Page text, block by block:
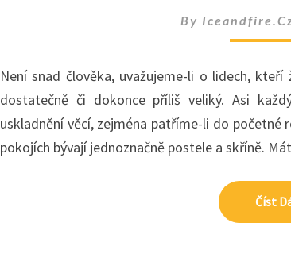
By
Není snad člověka, uvažujeme-li o lidech,
dostatečně či dokonce příliš veliký. Asi
uskladnění věcí, zejména patříme-li do
pokojích bývají jednoznačně postele a skříně.
Číst